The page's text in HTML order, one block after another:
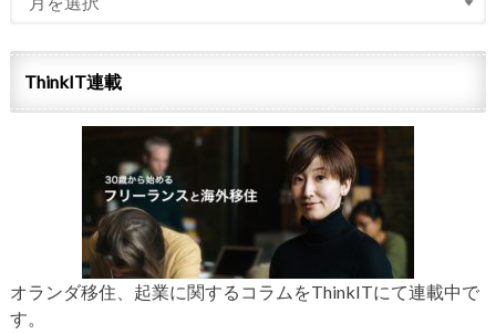
ThinkIT連載
オランダ移住、起業に関するコラムをThinkITにて連載中で
す。